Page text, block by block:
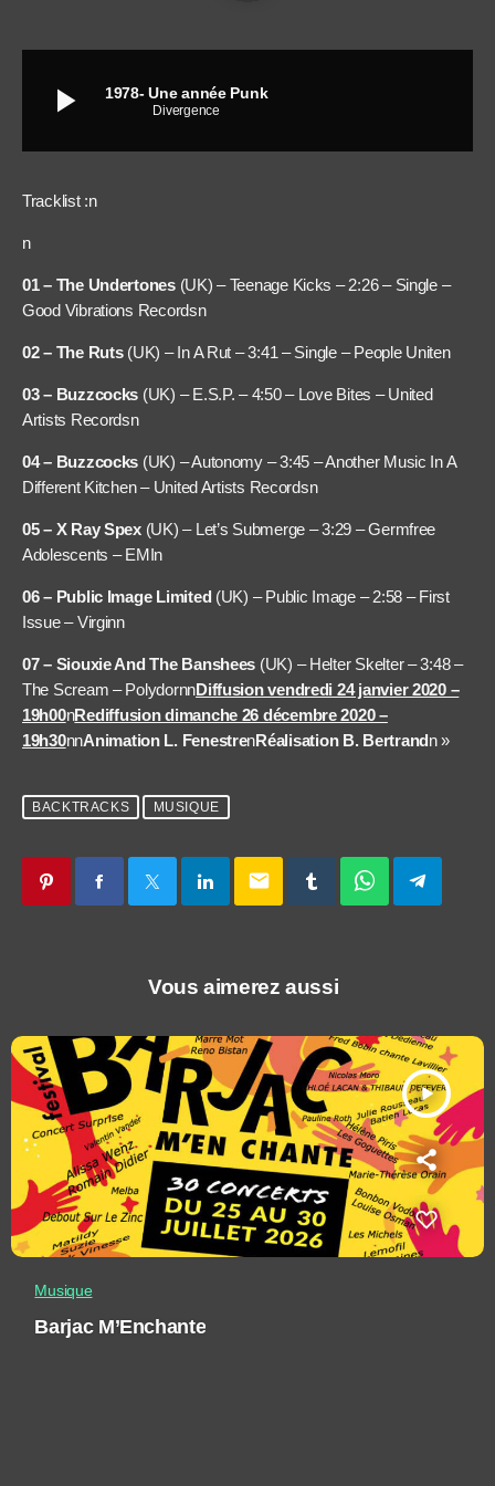
play_arrow 1978- Une année Punk
Divergence
Tracklist :n
n
01 – The Undertones(UK) – Teenage Kicks – 2:26 – Single –
Good Vibrations Recordsn
02 – The Ruts(UK) – In A Rut – 3:41 – Single – People Uniten
03 – Buzzcocks (UK) – E.S.P. – 4:50 – Love Bites – United
Artists Recordsn
04 – Buzzcocks (UK) – Autonomy – 3:45 – Another Music In A
Different Kitchen – United Artists Recordsn
05 – X Ray Spex(UK) – Let’s Submerge – 3:29 – Germfree
Adolescents – EMIn
06 – Public Image Limited (UK) – Public Image – 2:58 – First
Issue – Virginn
07 – Siouxie And The Banshees (UK) – Helter Skelter – 3:48 –
The Scream – PolydornnDiffusion vendredi 24 janvier 2020 –
19h00nRediffusion dimanche 26 décembre 2020 –
19h30nnAnimation L. FenestrenRéalisation B. Bertrandn »
BACKTRACKS MUSIQUE
email
Vous aimerez aussi
play_arrow
Musique
Barjac M’Enchante